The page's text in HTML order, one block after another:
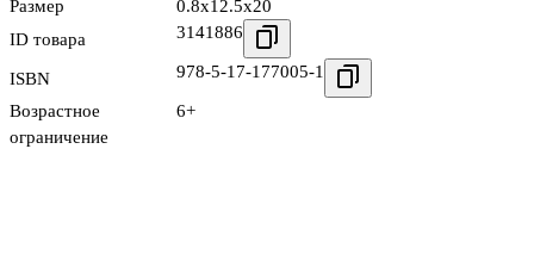
Размер
0.8x12.5x20
ID товара
3141886
ISBN 978-5-17-177005-1
Возрастное
ограничение
6+